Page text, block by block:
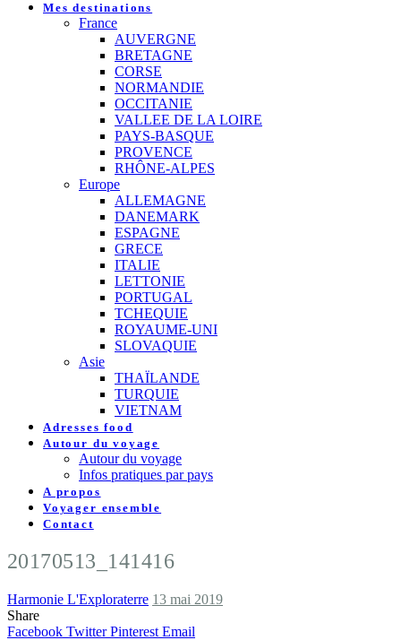
Mes destinations
France
AUVERGNE
BRETAGNE
CORSE
NORMANDIE
OCCITANIE
VALLEE DE LA LOIRE
PAYS-BASQUE
PROVENCE
RHÔNE-ALPES
Europe
ALLEMAGNE
DANEMARK
ESPAGNE
GRECE
ITALIE
LETTONIE
PORTUGAL
TCHEQUIE
ROYAUME-UNI
SLOVAQUIE
Asie
THAÏLANDE
TURQUIE
VIETNAM
Adresses food
Autour du voyage
Autour du voyage
Infos pratiques par pays
A propos
Voyager ensemble
Contact
20170513_141416
Harmonie L'Exploraterre 13 mai 2019
Share
Facebook Twitter Pinterest Email